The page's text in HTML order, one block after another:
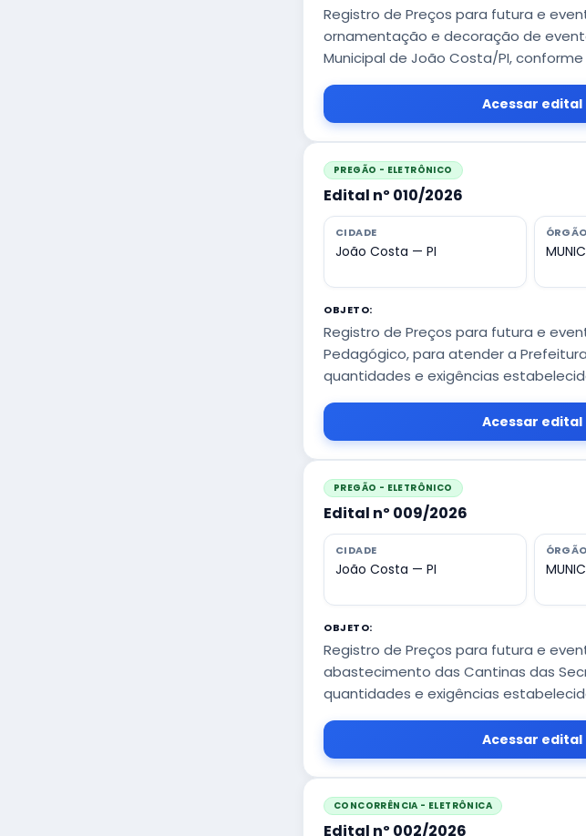
Registro de Preços para futura e
ornamentação e decoração de
Municipal de João Costa/PI,
Acessar edital
PREGÃO - ELETRÔNICO
Edital nº 010/2026
CIDADE
João Costa — PI
ÓRGÃO
OBJETO:
Registro de Preços para futura e
Pedagógico, para atender a
quantidades e exigências
Acessar edital
PREGÃO - ELETRÔNICO
Edital nº 009/2026
CIDADE
João Costa — PI
ÓRGÃO
OBJETO:
Registro de Preços para futura e
abastecimento das Cantinas das
quantidades e exigências
Acessar edital
CONCORRÊNCIA - ELETRÔNICA
Edital nº 002/2026